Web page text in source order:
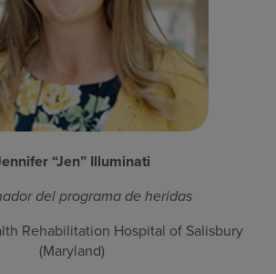
“Jen” Illuminati
del programa de heridas
Rehabilitation Hospital of Salisbury
(Maryland)